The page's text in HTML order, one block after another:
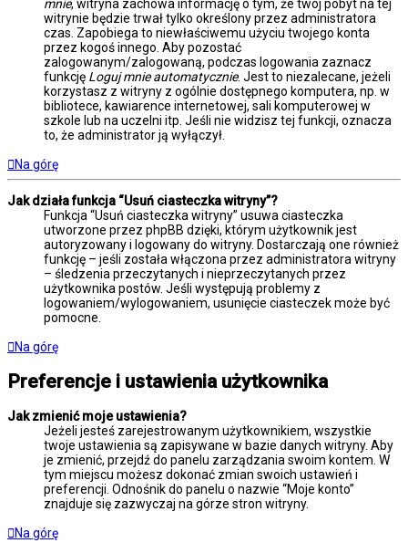
mnie, witryna zachowa informację o tym, że twój pobyt na tej
witrynie będzie trwał tylko określony przez administratora
czas. Zapobiega to niewłaściwemu użyciu twojego konta
przez kogoś innego. Aby pozostać
zalogowanym/zalogowaną, podczas logowania zaznacz
funkcję Loguj mnie automatycznie. Jest to niezalecane, jeżeli
korzystasz z witryny z ogólnie dostępnego komputera, np. w
bibliotece, kawiarence internetowej, sali komputerowej w
szkole lub na uczelni itp. Jeśli nie widzisz tej funkcji, oznacza
to, że administrator ją wyłączył.
Na górę
Jak działa funkcja “Usuń ciasteczka witryny”?
Funkcja “Usuń ciasteczka witryny” usuwa ciasteczka
utworzone przez phpBB dzięki, którym użytkownik jest
autoryzowany i logowany do witryny. Dostarczają one również
funkcję – jeśli została włączona przez administratora witryny
– śledzenia przeczytanych i nieprzeczytanych przez
użytkownika postów. Jeśli występują problemy z
logowaniem/wylogowaniem, usunięcie ciasteczek może być
pomocne.
Na górę
Preferencje i ustawienia użytkownika
Jak zmienić moje ustawienia?
Jeżeli jesteś zarejestrowanym użytkownikiem, wszystkie
twoje ustawienia są zapisywane w bazie danych witryny. Aby
je zmienić, przejdź do panelu zarządzania swoim kontem. W
tym miejscu możesz dokonać zmian swoich ustawień i
preferencji. Odnośnik do panelu o nazwie “Moje konto”
znajduje się zazwyczaj na górze stron witryny.
Na górę